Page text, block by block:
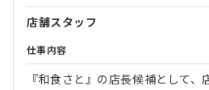
店舗スタッフ
仕事内容
『和食さと』の店長候補として、